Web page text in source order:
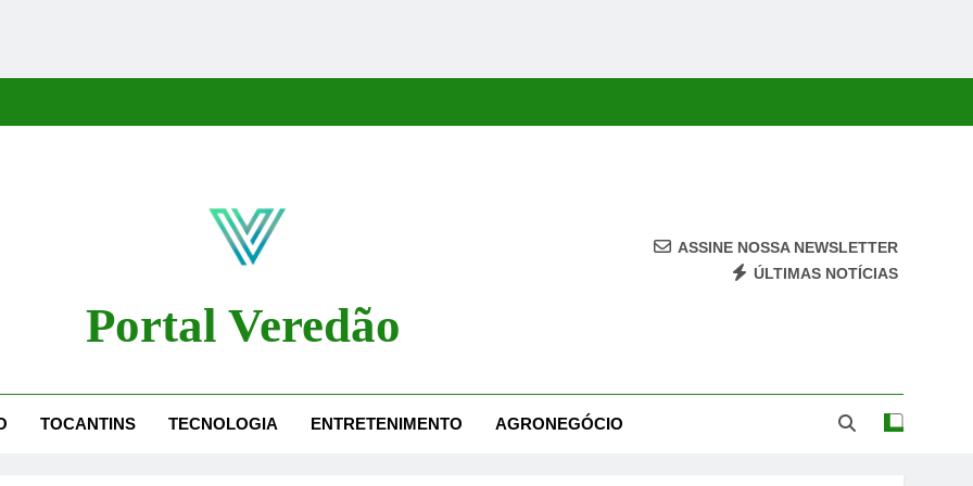
Portal Veredão
ASSINE NOSSA NEWSLETTER
ÚLTIMAS NOTÍCIAS
TOCANTINS TECNOLOGIA ENTRETENIMENTO AGRONEGÓCIO